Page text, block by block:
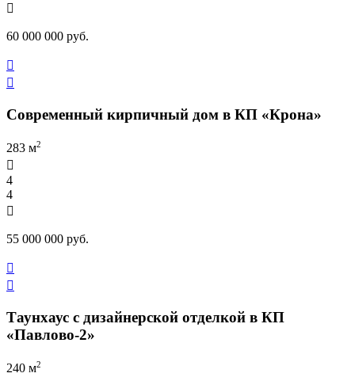

60 000 000 руб.


Современный кирпичный дом в КП «Крона»
283 м2

4
4

55 000 000 руб.


Таунхаус с дизайнерской отделкой в КП
«Павлово-2»
240 м2